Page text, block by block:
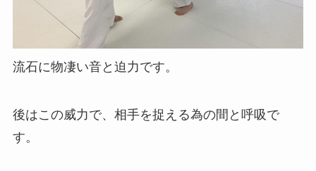
流石に物凄い音と迫力です。
後はこの威力で、相手を捉える為の間と呼吸で
す。